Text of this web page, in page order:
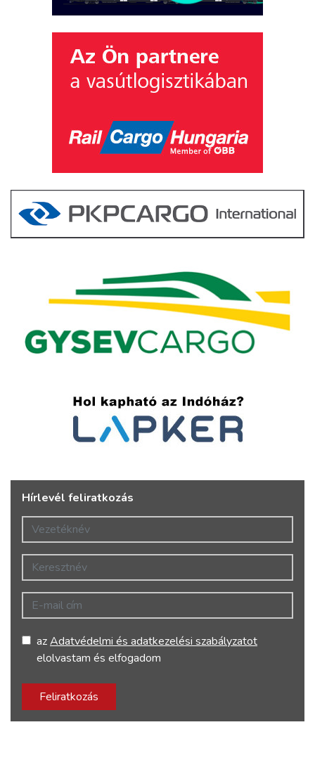
Hírlevél feliratkozás
Vezetéknév
Keresztnév
E-mail cím
azAdatvédelmi és adatkezelési szabályzatot
elolvastam és elfogadom
Feliratkozás